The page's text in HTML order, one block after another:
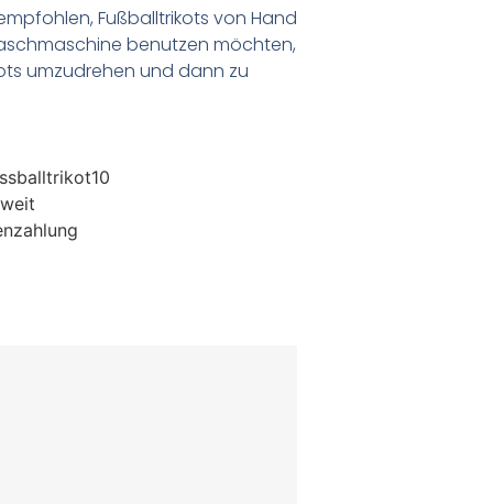
Fußballtrikots von Hand
benutzen möchten,
umzudrehen und dann zu